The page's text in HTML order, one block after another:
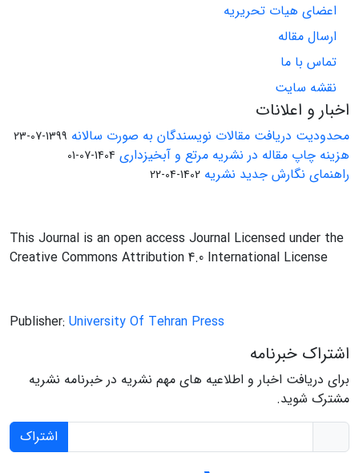
اعضای هیات تحریریه
ارسال مقاله
تماس با ما
نقشه سایت
اخبار و اعلانات
محدودیت دریافت مقالات نویسندگان به صورت سالانه 1399-07-23
هزینه چاپ مقاله در نشریه مرتع و آبخیزداری 1404-07-01
راهنمای نگارش جدید نشریه 1402-04-22
This Journal is an open access Journal Licensed under the
Creative Commons Attribution 4.0 International License
Publisher: University Of Tehran Press
اشتراک خبرنامه
برای دریافت اخبار و اطلاعیه های مهم نشریه در خبرنامه نشریه
مشترک شوید.
اشتراک